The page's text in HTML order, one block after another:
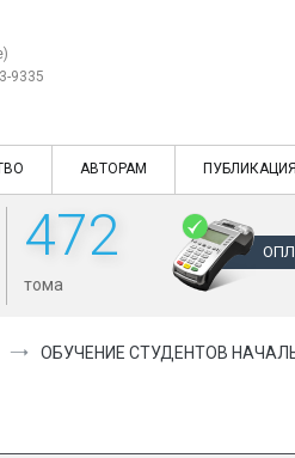
9335
АВТОРАМ
472
тома
ОБУЧЕНИЕ СТУДЕНТОВ